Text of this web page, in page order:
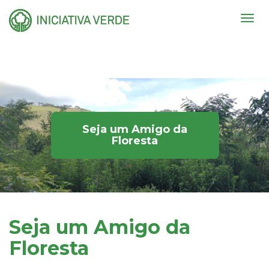
Seja um Amigo da
Floresta
Seja um Amigo da
Floresta